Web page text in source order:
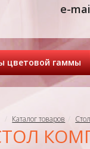
e-
цветовой гаммы
Каталог товаров